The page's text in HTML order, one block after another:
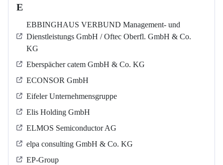
E
EBBINGHAUS VERBUND Management- und
Dienstleistungs GmbH / Oftec Oberfl. GmbH & Co.
KG
Eberspächer catem GmbH & Co. KG
ECONSOR GmbH
Eifeler Unternehmensgruppe
Elis Holding GmbH
ELMOS Semiconductor AG
elpa consulting GmbH & Co. KG
EP-Group